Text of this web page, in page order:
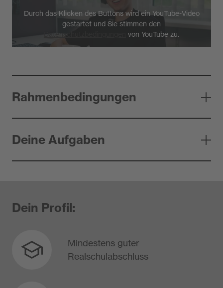
Durch das Klicken des Buttons wird ein YouTube-Video
gestartet und Sie stimmen den
von YouTube zu.
Rahmenbedingungen
Deine Aufgaben
Dein Profil:
Mindestens guter
Realschulabschluss